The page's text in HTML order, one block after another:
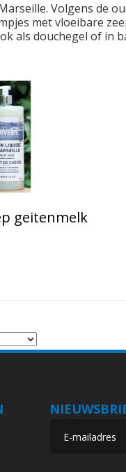
Volgens de
met vloeibare
als douchegel of in
geitenmelk